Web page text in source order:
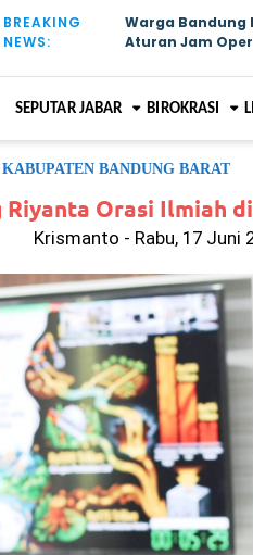
BREAKING
NEWS:
Warga Bandung
Aturan Jam
SEPUTAR JABAR BIROKRASI
KABUPATEN BANDUNG BARAT
Riyanta Orasi Ilmiah
Krismanto - Rabu, 17 Juni